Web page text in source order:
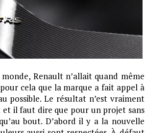
Renault n’allait quand même
cela que la marque a fait appel à
possible. Le résultat n’est vraiment
il faut dire que pour un projet sans
bout. D’abord il y a la nouvelle